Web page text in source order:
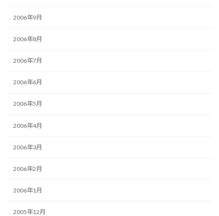
2006年9月
2006年8月
2006年7月
2006年6月
2006年5月
2006年4月
2006年3月
2006年2月
2006年1月
2005年12月